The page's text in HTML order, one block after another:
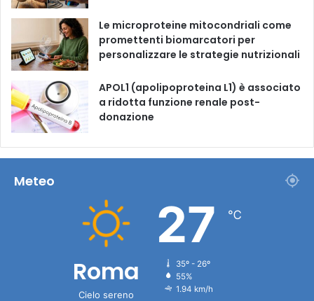
Le microproteine ​​mitocondriali come
promettenti biomarcatori per
personalizzare le strategie nutrizionali
APOL1 (apolipoproteina L1) è associato
a ridotta funzione renale post-
donazione
Meteo
Roma
Cielo sereno
27 ℃
35º - 26º
55%
1.94 km/h